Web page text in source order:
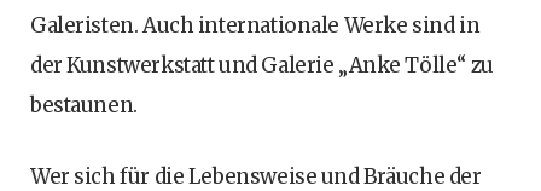
Galeristen. Auch internationale Werke sind in
der Kunstwerkstatt und Galerie „Anke Tölle“ zu
bestaunen.
Wer sich für die Lebensweise und Bräuche der